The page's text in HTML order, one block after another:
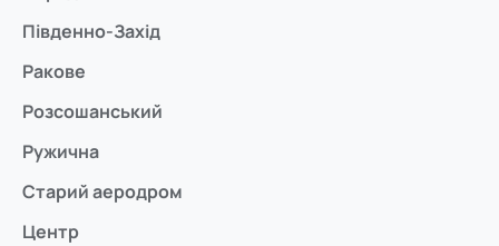
Південно-Захід
Ракове
Розсошанський
Ружична
Старий аеродром
Центр